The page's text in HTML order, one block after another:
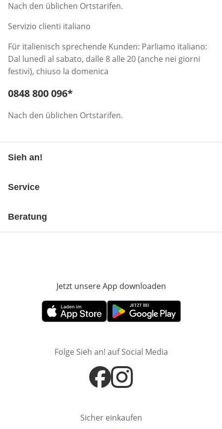
Nach den üblichen Ortstarifen.
Servizio clienti italiano
Für italienisch sprechende Kunden: Parliamo italiano:
Dal lunedì al sabato, dalle 8 alle 20 (anche nei giorni
festivi), chiuso la domenica
Telefonnummer:
0848 800 096*
Nach den üblichen Ortstarifen.
Sieh an!
Service
Beratung
Jetzt unsere App downloaden
Öffnet in neuem FensterÖffnet in neuem Fenster
Folge Sieh an! auf Social Media
Öffnet in neuem Fenster
Öffnet in neuem Fenster
Sicher einkaufen